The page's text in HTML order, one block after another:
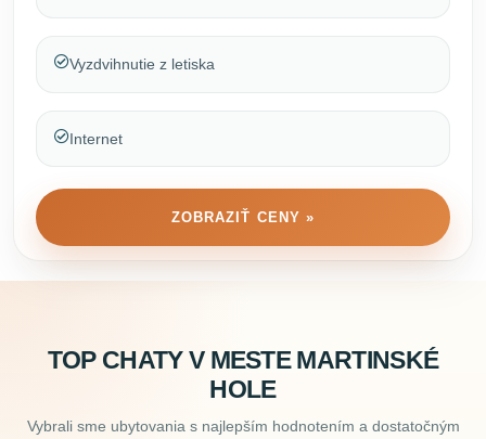
Vyzdvihnutie z letiska
Internet
ZOBRAZIŤ CENY »
TOP CHATY V MESTE MARTINSKÉ
HOLE
Vybrali sme ubytovania s najlepším hodnotením a dostatočným